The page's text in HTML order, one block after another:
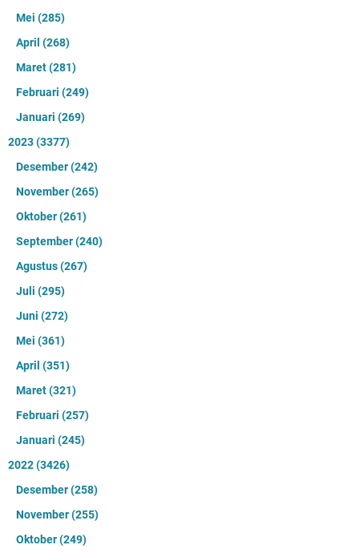
Mei (285)
April (268)
Maret(281)
Februari (249)
Januari (269)
2023(3377)
Desember(242)
November(265)
Oktober(261)
September(240)
Agustus(267)
Juli (295)
Juni (272)
Mei (361)
April (351)
Maret(321)
Februari (257)
Januari (245)
2022(3426)
Desember(258)
November(255)
Oktober(249)